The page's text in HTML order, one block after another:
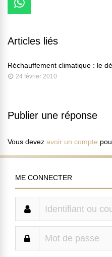
Articles liés
Réchauffement climatique : le
24 février 2010
Publier une réponse
Vous devez avoir un compte
ME CONNECTER